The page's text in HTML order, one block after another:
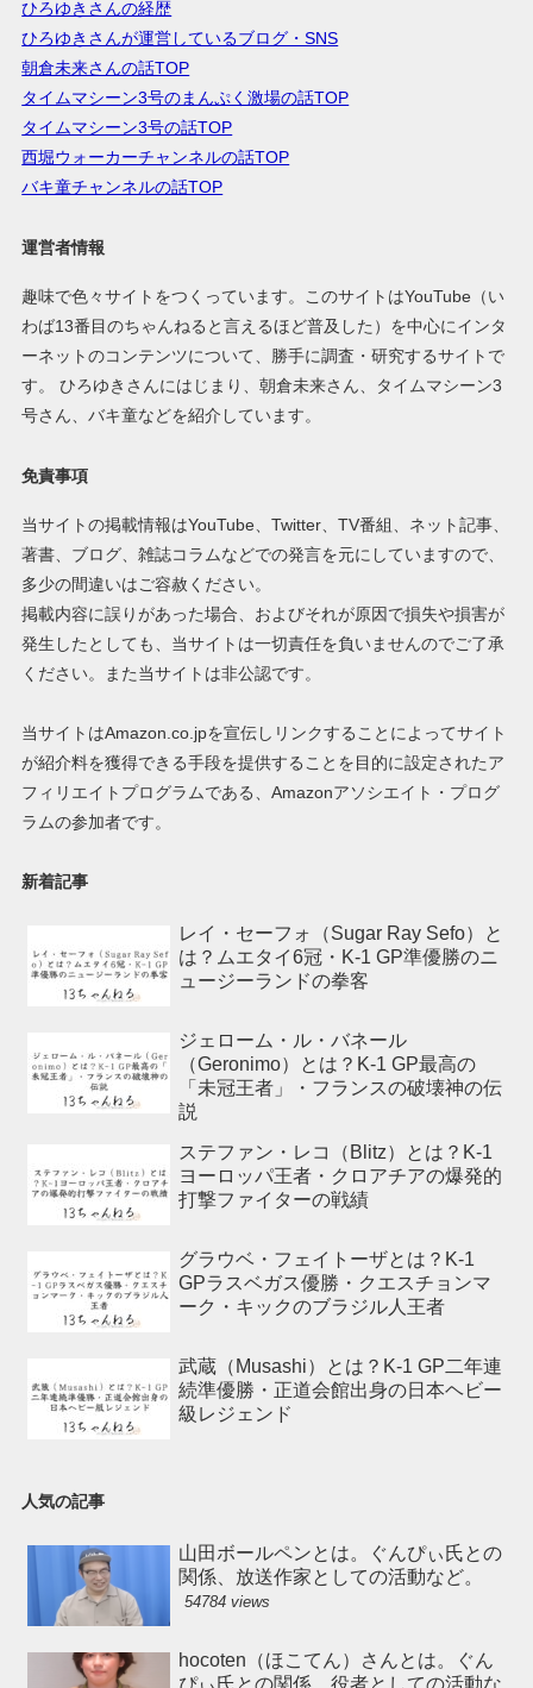
ひろゆきさんの経歴
ひろゆきさんが運営しているブログ・SNS
朝倉未来さんの話TOP
タイムマシーン3号のまんぷく激場の話TOP
タイムマシーン3号の話TOP
西堀ウォーカーチャンネルの話TOP
バキ童チャンネルの話TOP
運営者情報
趣味で色々サイトをつくっています。このサイトはYouTube（い
わば13番目のちゃんねると言えるほど普及した）を中心にインタ
ーネットのコンテンツについて、勝手に調査・研究するサイトで
す。 ひろゆきさんにはじまり、朝倉未来さん、タイムマシーン3
号さん、バキ童などを紹介しています。
免責事項
当サイトの掲載情報はYouTube、Twitter、TV番組、ネット記事、
著書、ブログ、雑誌コラムなどでの発言を元にしていますので、
多少の間違いはご容赦ください。
掲載内容に誤りがあった場合、およびそれが原因で損失や損害が
発生したとしても、当サイトは一切責任を負いませんのでご了承
ください。また当サイトは非公認です。
当サイトはAmazon.co.jpを宣伝しリンクすることによってサイト
が紹介料を獲得できる手段を提供することを目的に設定されたア
フィリエイトプログラムである、Amazonアソシエイト・プログ
ラムの参加者です。
新着記事
レイ・セーフォ（Sugar Ray Sefo）と
は？ムエタイ6冠・K-1 GP準優勝のニ
ュージーランドの拳客
ジェローム・ル・バネール
（Geronimo）とは？K-1 GP最高の
「未冠王者」・フランスの破壊神の伝
説
ステファン・レコ（Blitz）とは？K-1
ヨーロッパ王者・クロアチアの爆発的
打撃ファイターの戦績
グラウベ・フェイトーザとは？K-1
GPラスベガス優勝・クエスチョンマ
ーク・キックのブラジル人王者
武蔵（Musashi）とは？K-1 GP二年連
続準優勝・正道会館出身の日本ヘビー
級レジェンド
人気の記事
山田ボールペンとは。ぐんぴぃ氏との
関係、放送作家としての活動など。
54784 views
hocoten（ほこてん）さんとは。ぐん